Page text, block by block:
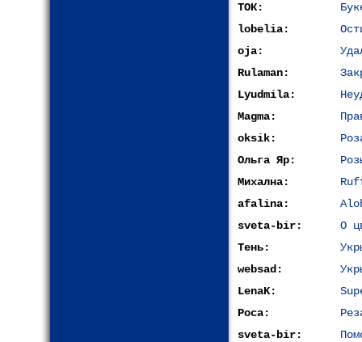
ТОК:
lobelia:
oja:
Rulaman:
Lyudmila:
Magma:
oksik:
Ольга Яр:
Михална:
afalina:
sveta-bir:
О
Тень:
websad:
LenaK:
Роса:
sveta-bir: